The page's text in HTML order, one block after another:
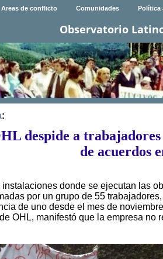
Areas de conflicto Comunidades Política
Observatorio
:
despide a
de acuerdos
donde se ejecutan las
por un grupo de 55
de uno desde el mes de
OHL, manifestó que la empresa